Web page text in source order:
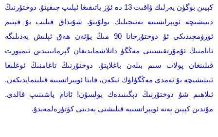
كېيىن بۈگۈن يەرلىك ۋاقىت 13 دە ئۆز ياتىقىغا ئېلىپ چىقپتۇ. دوختۇرنىڭ
دېيىشىچە ئوپېراتسىيە نەتىجىلىك بولۇپتۇ. شۇنداق قىلىپ بۇ قېتىم
ئۈرۈمچىدىكى ئۇ دوختۇرخانا 90 مىڭ يۇئەن ھەق ئېلىش بەدىلىگە
ئانامنىڭ ئۇمۇرتقىسىنى مەڭگۈ داتلاشمايدىغان گېرمانىيىدىن ئىمپورت
قىلىنغان پولات سىم بىلەن باغلاپتۇ. دوختۇرنىڭ تاغامنىڭ ئوغلىغا
ئېيتىشىچە بۇ ئەمدى مەڭگۈلۈك ئىكەن، قايتا ئوپېراتسىيە قىلىنمايدىكەن.
ئىلاھىم شۇ دوختۇرنىڭ دېگىنىدەك بولسۇن! ئانام ياشىنىپ قالدى.
مۇندىن كېيىن يەنە ئوپېراتسىيە قىلىشنى بەدىنى كۆتۈرەلمەيدۇ.